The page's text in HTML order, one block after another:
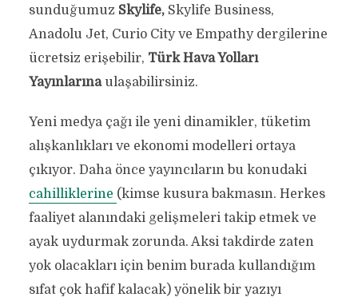
sunduğumuz Skylife,Skylife Business,
Anadolu Jet, Curio City ve Empathy dergilerine
ücretsiz erişebilir, Türk Hava Yolları
Yayınlarınaulaşabilirsiniz.
Yeni medya çağı ile yeni dinamikler, tüketim
alışkanlıkları ve ekonomi modelleri ortaya
çıkıyor. Daha önce yayıncıların bu konudaki
cahilliklerine (kimse kusura bakmasın. Herkes
faaliyet alanındaki gelişmeleri takip etmek ve
ayak uydurmak zorunda. Aksi takdirde zaten
yok olacakları için benim burada kullandığım
sıfat çok hafif kalacak) yönelik bir yazıyı